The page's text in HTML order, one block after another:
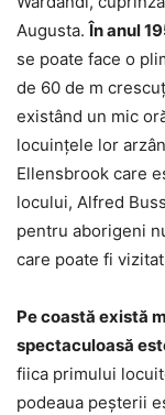
Augusta.În anul
se poate face o
de 60 de m
existând un mic
locuințele lor
Ellensbrook care
locului, Alfred
pentru aborigeni
care poate fi
Pe coastă există
spectaculoasă
fiica primului
podeaua peșterii